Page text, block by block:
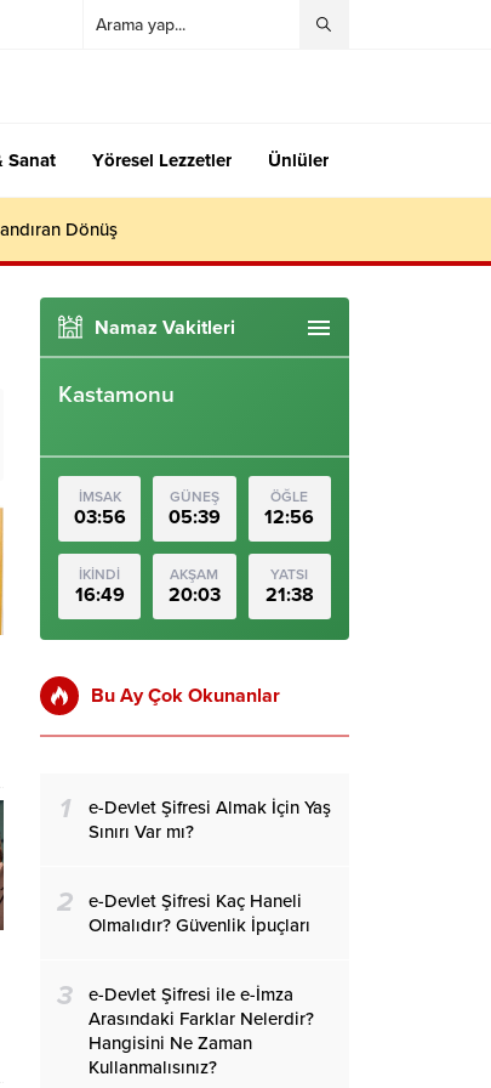
Sanat Yöresel Lezzetler Ünlüler
Dönüş
Namaz Vakitleri
Kastamonu
İMSAK
03:56
GÜNEŞ
05:39
ÖĞLE
12:56
İKİNDİ
16:49
AKŞAM
20:03
YATSI
21:38
Bu Ay Çok Okunanlar
1
e-Devlet Şifresi Almak İçin Yaş
Sınırı Var mı?
2
e-Devlet Şifresi Kaç Haneli
Olmalıdır? Güvenlik İpuçları
3
e-Devlet Şifresi ile e-İmza
Arasındaki Farklar Nelerdir?
Hangisini Ne Zaman
Kullanmalısınız?